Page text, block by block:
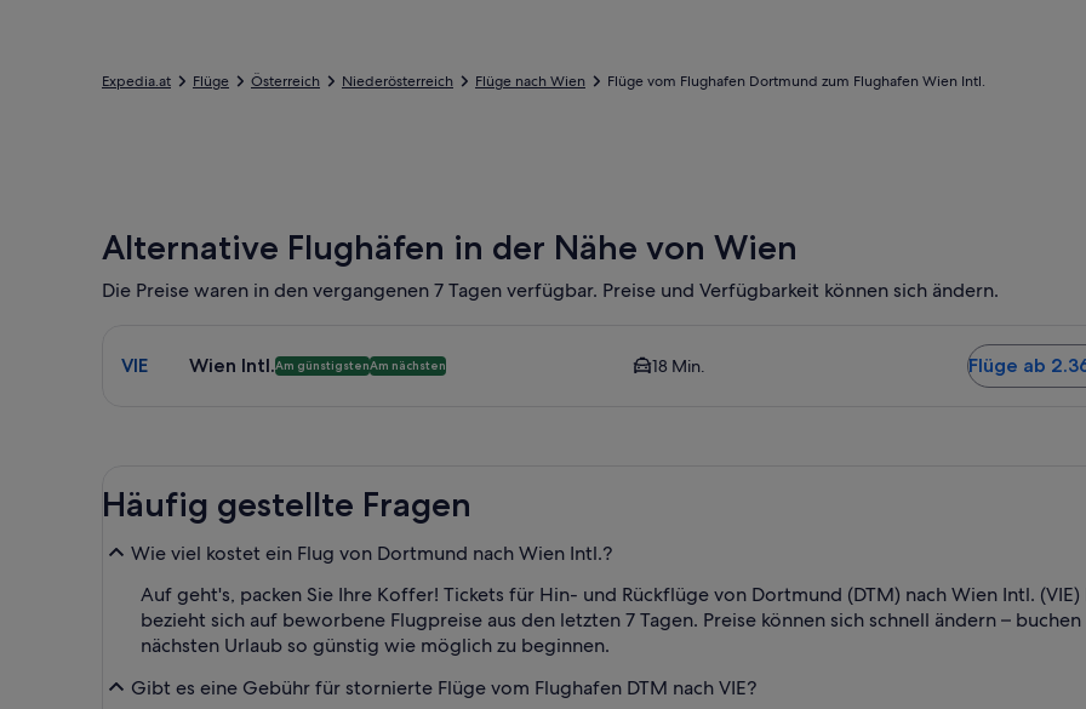
Expedia.at Flüge Österreich Niederösterreich Flüge nach Wien Flüge vom Flughafen Dortmund zum Flughafen Wien Intl.
Alternative Flughäfen in der Nähe von Wien
Die Preise waren in den vergangenen 7 Tagen verfügbar. Preise und Verfügbarkeit können sich ändern.
VIE Wien Intl.Am günstigstenAm nächsten 18 Min. Flüge ab
Häufig gestellte Fragen
Wie viel kostet ein Flug von Dortmund nach Wien Intl.?
Auf geht's, packen Sie Ihre Koffer! Tickets für Hin- und Rückflüge von Dortmund (DTM) nach Wien Intl.
bezieht sich auf beworbene Flugpreise aus den letzten 7 Tagen. Preise können sich schnell ändern –
nächsten Urlaub so günstig wie möglich zu beginnen.
Gibt es eine Gebühr für stornierte Flüge vom Flughafen DTM nach VIE?